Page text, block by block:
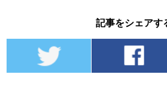
記事をシェアす